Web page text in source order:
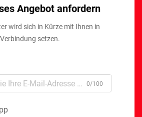
Angebot anfordern
wird sich in Kürze mit Ihnen in
Verbindung setzen.
0/100